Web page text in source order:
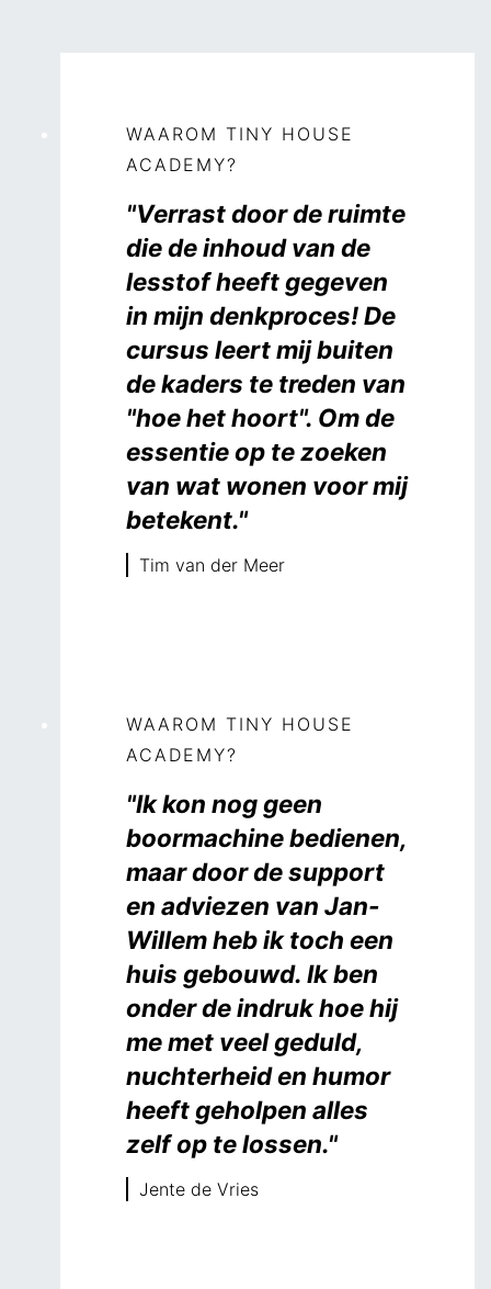
WAAROM TINY HOUSE
ACADEMY?
"Verrast door de ruimte
die de inhoud van de
lesstof heeft gegeven
in mijn denkproces! De
cursus leert mij buiten
de kaders te treden van
"hoe het hoort". Om de
essentie op te zoeken
van wat wonen voor mij
betekent."
Tim van der Meer
WAAROM TINY HOUSE
ACADEMY?
"Ik kon nog geen
boormachine bedienen,
maar door de support
en adviezen van Jan-
Willem heb ik toch een
huis gebouwd. Ik ben
onder de indruk hoe hij
me met veel geduld,
nuchterheid en humor
heeft geholpen alles
zelf op te lossen."
Jente de Vries